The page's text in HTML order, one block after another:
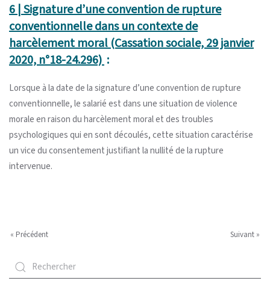
6 | Signature d’une convention de rupture
conventionnelle dans un contexte de
harcèlement moral (Cassation sociale, 29 janvier
2020, n°18-24.296):
Lorsque à la date de la signature d’une convention de rupture
conventionnelle, le salarié est dans une situation de violence
morale en raison du harcèlement moral et des troubles
psychologiques qui en sont découlés, cette situation caractérise
un vice du consentement justifiant la nullité de la rupture
intervenue.
« Précédent Suivant »